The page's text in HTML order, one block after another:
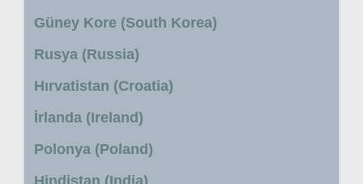
Güney Kore (South Korea)
Rusya (Russia)
Hırvatistan (Croatia)
İrlanda (Ireland)
Polonya (Poland)
Hindistan (India)